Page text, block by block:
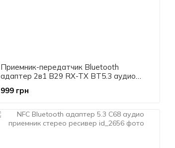
Приемник-передатчик Bluetooth
адаптер 2в1 B29 RX-TX BT5.3 аудио
999 грн